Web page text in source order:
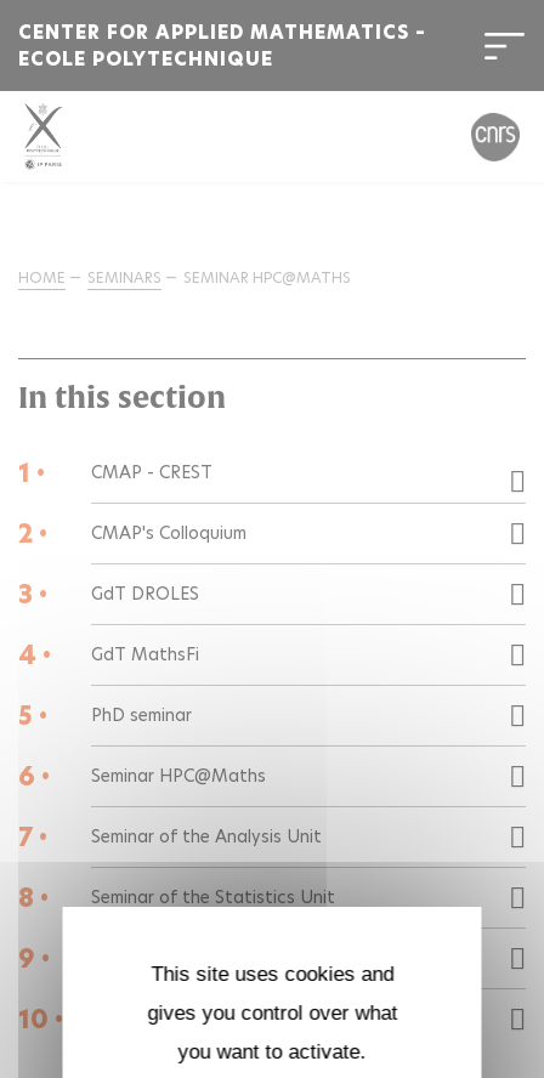
CENTER FOR APPLIED MATHEMATICS –
ECOLE POLYTECHNIQUE
HOME SEMINARS SEMINAR HPC@MATHS
In this section
1 • CMAP - CREST
2 • CMAP's Colloquium
3 • GdT DROLES
4 • GdT MathsFi
5 • PhD seminar
6 • Seminar HPC@Maths
7 • Seminar of the Analysis Unit
8 • Seminar of the Statistics Unit
9 •
10 • Séminaire du Pôle Probabilités
This site uses cookies and
gives you control over what
you want to activate.